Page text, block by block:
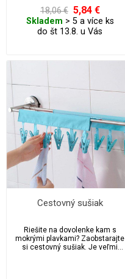
18,06 € 5,84 €
Skladem > 5 a více ks
do št 13.8. u Vás
Cestovný sušiak
Riešite na dovolenke kam s
mokrými plavkami? Zaobstarajte
si cestovný sušiak. Je veľmi